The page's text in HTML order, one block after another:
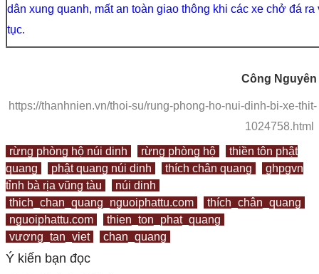
dân xung quanh, mất an toàn giao thông khi các xe chở đá ra
tục.
Công Nguyên
https://thanhnien.vn/thoi-su/rung-phong-ho-nui-dinh-bi-xe-thit-
1024758.html
rừng phòng hộ núi dinh rừng phòng hộ
thiền tôn phật
quang
phật quang núi dinh thích chân quang
ghpgvn
tỉnh bà rịa vũng tàu
núi dinh
thich_chan_quang_nguoiphattu.com
thích_chân_quang
nguoiphattu.com
thien_ton_phat_quang
vương_tan_viet
chan_quang
Ý kiến bạn đọc